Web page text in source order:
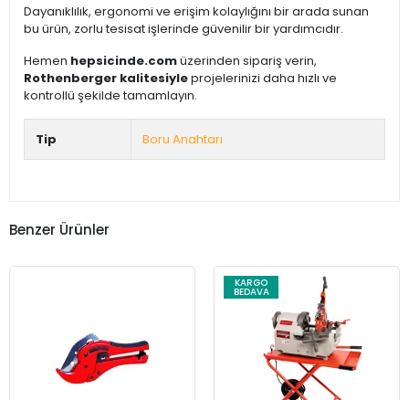
Dayanıklılık, ergonomi ve erişim kolaylığını bir arada sunan
bu ürün, zorlu tesisat işlerinde güvenilir bir yardımcıdır.
Hemen hepsicinde.comüzerinden sipariş verin,
Rothenberger kalitesiyleprojelerinizi daha hızlı ve
kontrollü şekilde tamamlayın.
Tip Boru Anahtarı
Benzer Ürünler
KARGO
BEDAVA